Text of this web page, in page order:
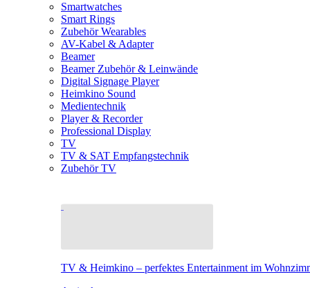
Smartwatches
Smart Rings
Zubehör Wearables
AV-Kabel & Adapter
Beamer
Beamer Zubehör & Leinwände
Digital Signage Player
Heimkino Sound
Medientechnik
Player & Recorder
Professional Display
TV
TV & SAT Empfangstechnik
Zubehör TV
TV & Heimkino – perfektes Entertainment im